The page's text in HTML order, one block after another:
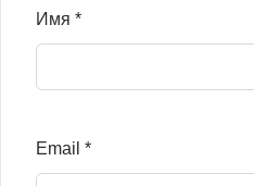
Имя *
Email *